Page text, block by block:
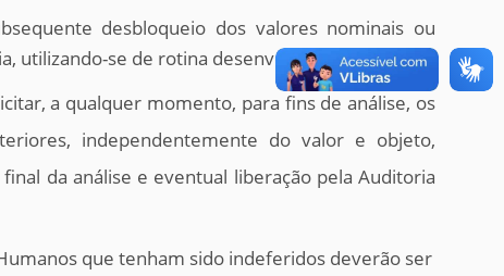
desbloqueio dos valores nominais ou
utilizando-se de rotina desenvolvida no SIAPE.
a qualquer momento, para fins de análise, os
independentemente do valor e objeto,
da análise e eventual liberação pela Auditoria
que tenham sido indeferidos deverão ser